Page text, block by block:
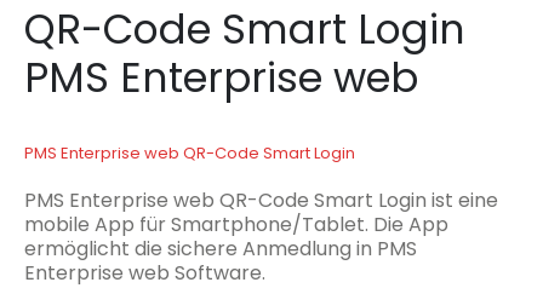
QR-Code Smart Login
PMS Enterprise web
PMS Enterprise web QR-Code Smart Login
PMS Enterprise web QR-Code Smart Login ist eine
mobile App für Smartphone/Tablet. Die App
ermöglicht die sichere Anmedlung in PMS
Enterprise web Software.